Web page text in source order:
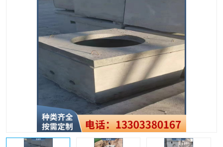
矩形检查井
混凝土检查井 预制混凝土检查井
钢承口水泥管